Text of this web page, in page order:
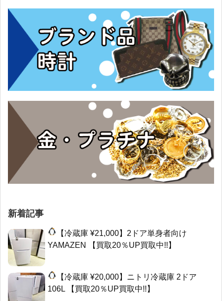
新着記事
【冷蔵庫 ¥21,000】2ドア単身者向け
YAMAZEN 【買取20％UP買取中!!】
【冷蔵庫 ¥20,000】ニトリ冷蔵庫 2ドア
106L 【買取20％UP買取中!!】